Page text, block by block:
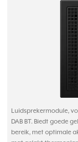
Luidsprekermodule,
DAB BT. Biedt goede
bereik, met optimale